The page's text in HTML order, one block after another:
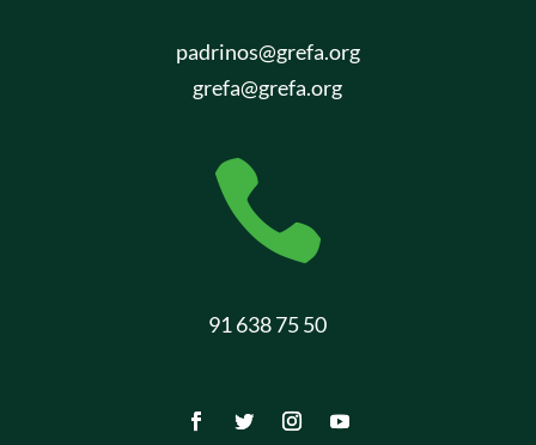
padrinos@grefa.org
grefa@grefa.org

91 638 75 50